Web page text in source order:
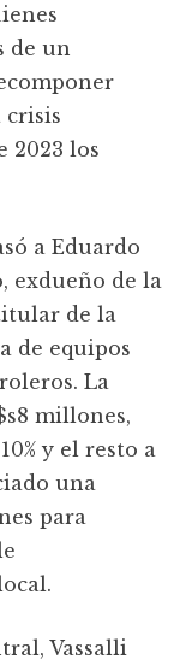
de un
crisis
2023 los
a Eduardo
exdueño de la
de la
de equipos
La
millones,
y el resto a
una
para
Vassalli